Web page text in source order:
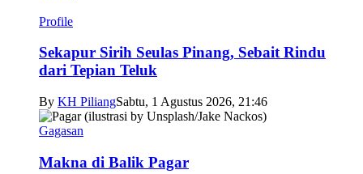
Profile
Sekapur Sirih Seulas Pinang, Sebait Rindu
dari Tepian Teluk
By KH PiliangSabtu, 1 Agustus 2026, 21:46
Gagasan
Makna di Balik Pagar